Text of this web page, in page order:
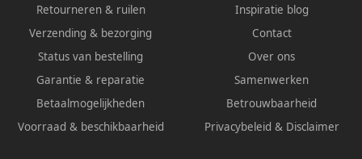
Retourneren & ruilen
Verzending & bezorging
Status van bestelling
Garantie & reparatie
Betaalmogelijkheden
Voorraad & beschikbaarheid
Inspiratie blog
Contact
Over ons
Samenwerken
Betrouwbaarheid
Privacybeleid & Disclaimer